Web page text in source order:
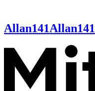
Allan141Allan141